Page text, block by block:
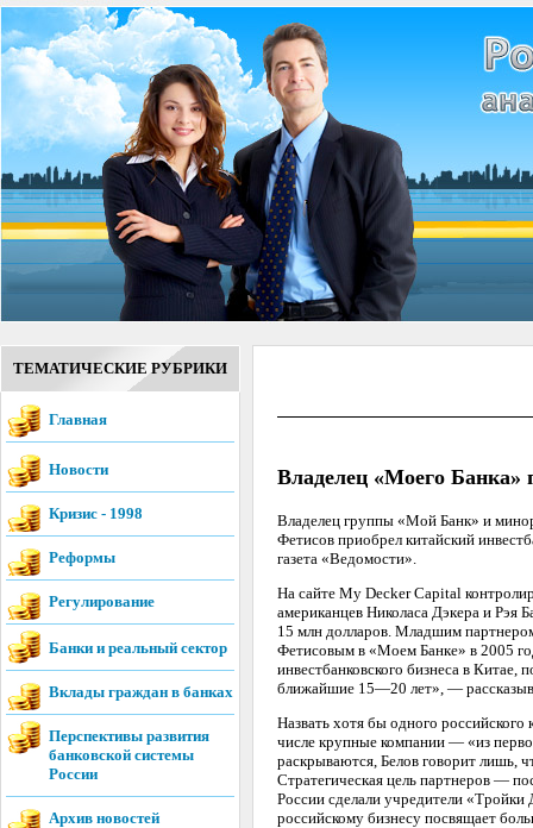
ТЕМАТИЧЕСКИЕ РУБРИКИ
Главная
Новости
Кризис - 1998
Реформы
Регулирование
Банки и реальный сектор
Вклады граждан в банках
Перспективы развития
банковской системы
России
Архив новостей
Владелец «Моего Банка»
Владелец группы «Мой Банк» и
Фетисов приобрел китайский
газета «Ведомости».
На сайте My Decker Capital
американцев Николаса Дэкера и Рэя
15 млн долларов. Младшим
Фетисовым в «Моем Банке» в 2005
инвестбанковского бизнеса в Китае,
ближайшие 15—20 лет», —
Назвать хотя бы одного
числе крупные компании — «из
раскрываются, Белов говорит лишь,
Стратегическая цель партнеров —
России сделали учредители «Тройки
российскому бизнесу посвящает